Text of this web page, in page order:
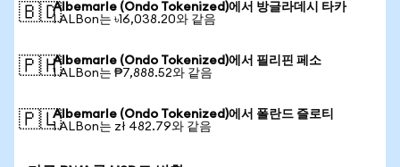
🇧🇩Albemarle (Ondo Tokenized)에서 방글라데시 타카
1 ALBon는 ৳16,038.20와 같음
🇵🇭Albemarle (Ondo Tokenized)에서 필리핀 페소
1 ALBon는 ₱7,888.52와 같음
🇵🇱Albemarle (Ondo Tokenized)에서 폴란드 즐로티
1 ALBon는 zł 482.79와 같음